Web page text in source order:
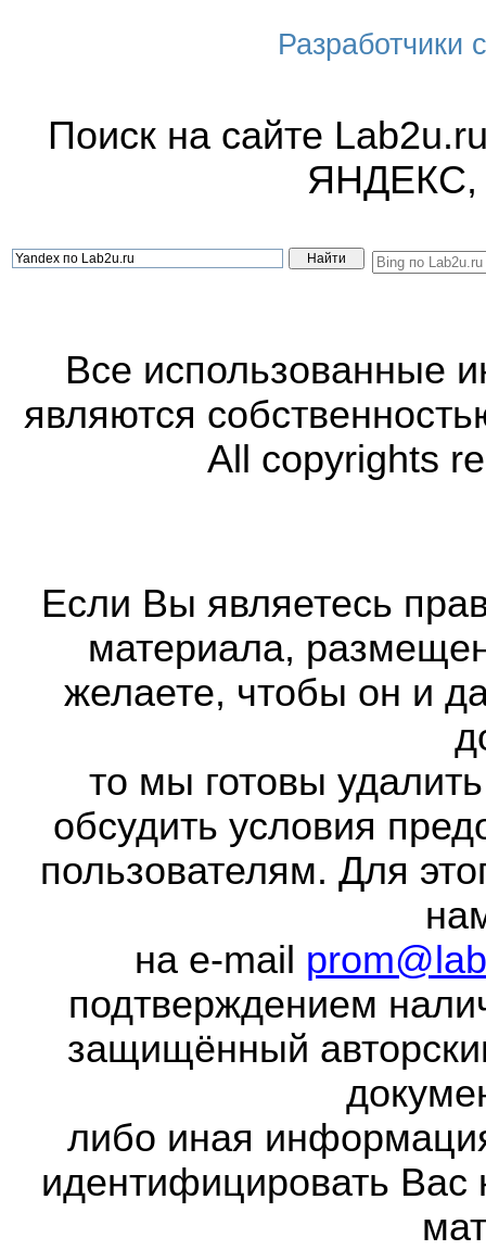
Разработчики
Поиск на сайте
ЯНДЕКС,
Все использованные
являются
All copyrights
Если Вы являетесь
материала,
желаете, чтобы он и
то мы готовы
обсудить условия
пользователям. Для
на e-mail
подтверждением
защищённый
либо иная
идентифицировать Вас